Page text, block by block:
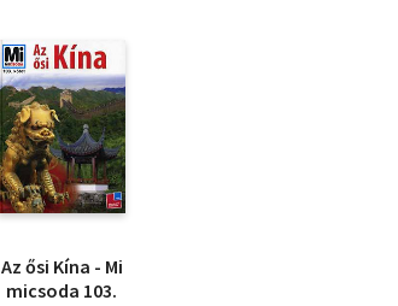
Az ősi Kína - Mi
micsoda 103.